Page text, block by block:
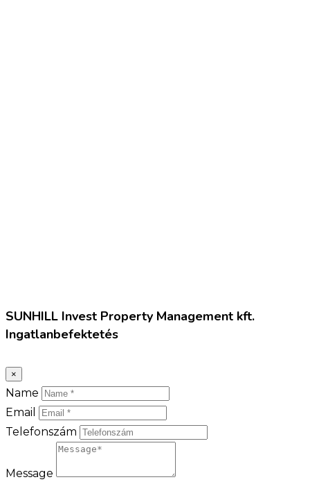
SUNHILL Invest Property Management kft.
Ingatlanbefektetés
×
Name
Email
Telefonszám
Message